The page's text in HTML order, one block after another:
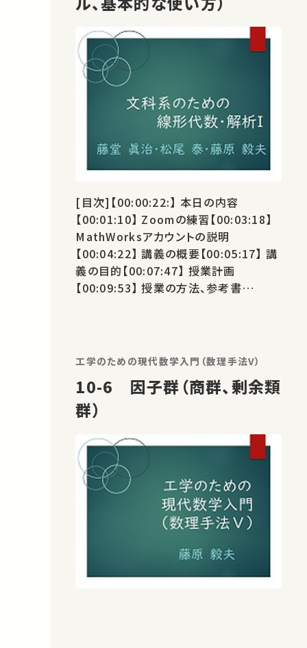
[目次]【00:00:22:】 本日の内容
【00:01:10】 Zoomの練習【00:03:18】
MathWorksアカウントの説明
【00:04:22】 講義の概要【00:05:17】 講
義の目的【00:07:47】 授業計画
【00:09:53】 授業の方法、参考書
MathWorksアカウントの設定
版）のインストール【00:23:25】
MATLAB Mobileのインストー…
工学のための現代数学入門（数理手法V）
10-6 因子群（商群、剰余類
群）